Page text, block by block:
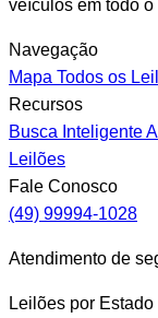
veículos em todo o
Navegação
Mapa Todos os
Recursos
Busca Inteligente
Leilões
Fale Conosco
(49) 99994-1028
Atendimento de
Leilões por Estado